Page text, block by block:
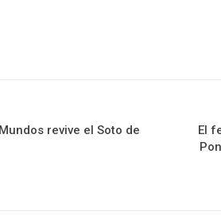
revive el Soto de
El